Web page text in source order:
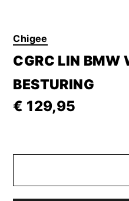
Chigee
CGRC LIN BMW
BESTURING
€ 129,95